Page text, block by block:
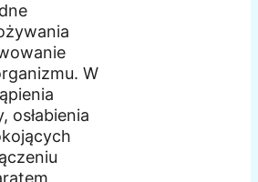
W
osłabienia